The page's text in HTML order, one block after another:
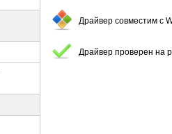
Драйвер совместим с
Драйвер проверен на